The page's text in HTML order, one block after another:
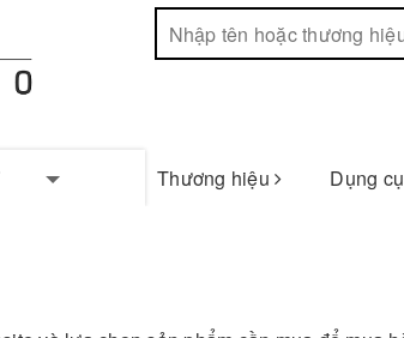
Thương hiệu Dụng